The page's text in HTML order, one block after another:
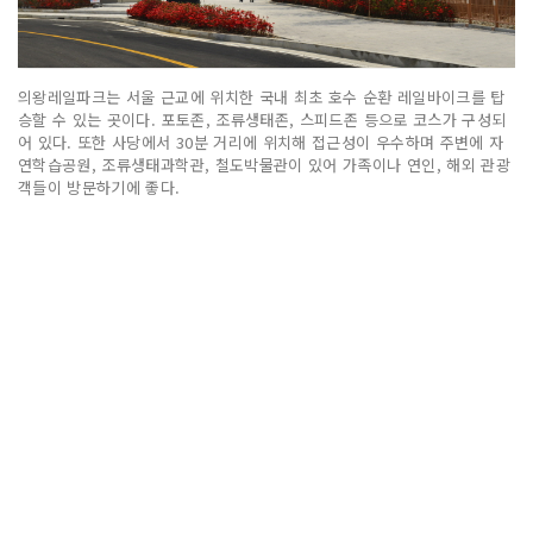
의왕레일파크는 서울 근교에 위치한 국내 최초 호수 순환 레일바이크를 탑
승할 수 있는 곳이다. 포토존, 조류생태존, 스피드존 등으로 코스가 구성되
어 있다. 또한 사당에서 30분 거리에 위치해 접근성이 우수하며 주변에 자
연학습공원, 조류생태과학관, 철도박물관이 있어 가족이나 연인, 해외 관광
객들이 방문하기에 좋다.